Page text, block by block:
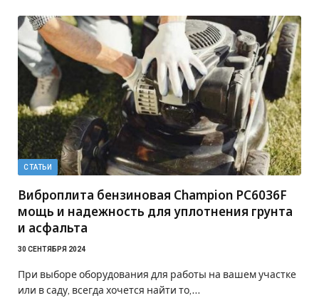
СТАТЬИ
Виброплита бензиновая Champion PC6036F
мощь и надежность для уплотнения грунта
и асфальта
30 СЕНТЯБРЯ 2024
При выборе оборудования для работы на вашем участке
или в саду, всегда хочется найти то,…